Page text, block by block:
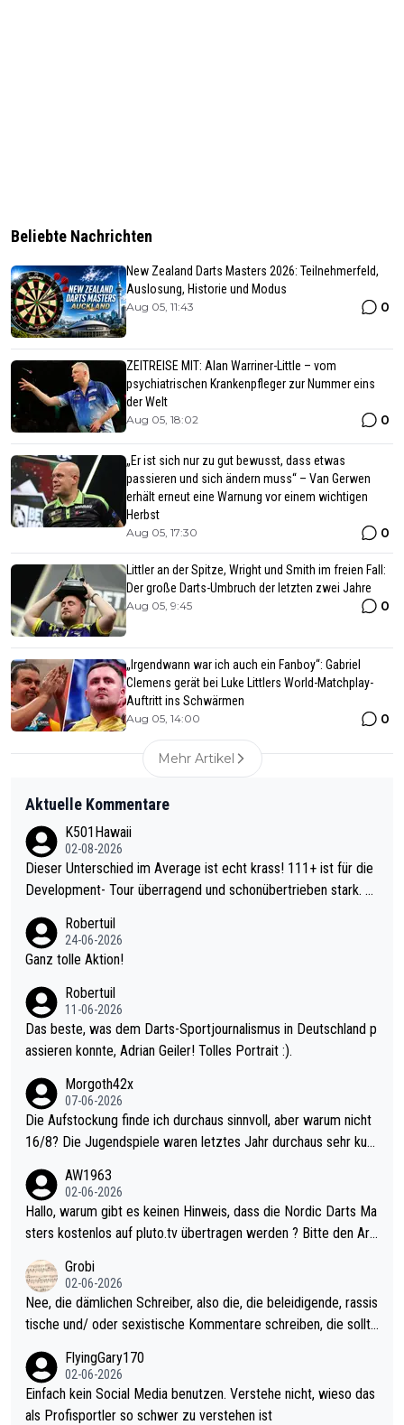
Beliebte Nachrichten
New Zealand Darts Masters 2026: Teilnehmerfeld,
Auslosung, Historie und Modus
Aug 05, 11:43 0
ZEITREISE MIT: Alan Warriner-Little – vom
psychiatrischen Krankenpfleger zur Nummer eins
der Welt
Aug 05, 18:02 0
„Er ist sich nur zu gut bewusst, dass etwas
passieren und sich ändern muss“ – Van Gerwen
erhält erneut eine Warnung vor einem wichtigen
Herbst
Aug 05, 17:30 0
Littler an der Spitze, Wright und Smith im freien Fall:
Der große Darts-Umbruch der letzten zwei Jahre
Aug 05, 9:45 0
„Irgendwann war ich auch ein Fanboy“: Gabriel
Clemens gerät bei Luke Littlers World-Matchplay-
Auftritt ins Schwärmen
Aug 05, 14:00 0
Mehr Artikel
Aktuelle Kommentare
K501Hawaii
02-08-2026
Dieser Unterschied im Average ist echt krass! 111+ ist für die
Development- Tour überragend und schonübertrieben stark. U
mal 40+ erst recht. Da gewinnst keinen Blumentopf - ist ja noc
h krasser wie ein Pokalspiel eines Kreisligisten vs einem Bund
Robertuil
24-06-2026
Ganz tolle Aktion!
Robertuil
11-06-2026
Das beste, was dem Darts-Sportjournalismus in Deutschland p
assieren konnte, Adrian Geiler! Tolles Portrait :).
Morgoth42x
07-06-2026
Die Aufstockung finde ich durchaus sinnvoll, aber warum nicht
16/8? Die Jugendspiele waren letztes Jahr durchaus sehr kurz
Allerdings ist Mitchell Lawrie als Nummer 1 der Welt eh qualifi
ziert. Somit ändert die automatische Qualifikation des Weltmei
sters erstmal nichts. Ich denke sie wollen damit für nächstes J
ohl wenig WDF Turniere spielen. Dies war bei Archie Self letzt
es Jahr der Fall. Er musste als amtierender Weltmeister durch
den Qualifier und ich glaube kaum, dass Mitchel sich das (in Ve
gas) antun würde, wenn er doch eigentlich die PDC-WM als Zi
el hat.
AW1963
02-06-2026
Hallo, warum gibt es keinen Hinweis, dass die Nordic Darts Ma
sters kostenlos auf pluto.tv übertragen werden ? Bitte den Arti
Grobi
02-06-2026
Nee, die dämlichen Schreiber, also die, die beleidigende, rassis
tische und/ oder sexistische Kommentare schreiben, die sollte
s Leben in den Griff kriegen. Nur eins wundert mich: Luke Little
r war doch neulich erst derjenige, der über Social Media GvV p
rovoziert hat. Und Littlers Mutter schießt öfters mal gegen Ric
FlyingGary170
02-06-2026
Einfach kein Social Media benutzen. Verstehe nicht, wieso das
als Profisportler so schwer zu verstehen ist